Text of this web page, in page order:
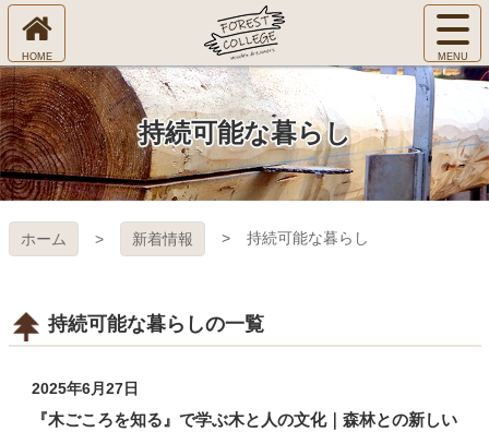
コ
テ
ン
ツ
本
文
へ
ス
プ
持続可能な暮らし
ホーム 新着情報 持続可能な暮らし
持続可能な暮らしの一覧
2025年6月27日
『木ごころを知る』で学ぶ木と人の文化｜森林との新しい
㈱Ｆ
ＯＲ
ＥＳ
Ｔ Ｃ
ＬＥ
ホ
ー
ム
へ
サ
イ
ト
ュ
ー
を
開